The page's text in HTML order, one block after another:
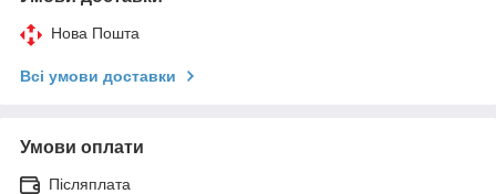
Нова Пошта
Всі умови доставки
Умови оплати
Післяплата